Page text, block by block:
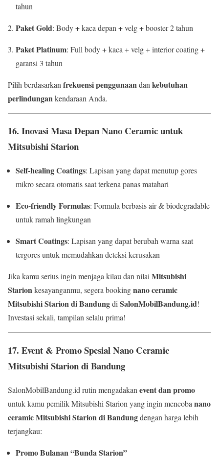
tahun
Paket Gold: Body + kaca depan + velg + booster 2 tahun
Paket Platinum: Full body + kaca + velg + interior coating +
garansi 3 tahun
Pilih berdasarkan frekuensi penggunaandan kebutuhan
perlindungankendaraan Anda.
16. Inovasi Masa Depan Nano Ceramic untuk
Mitsubishi Starion
Self-healing Coatings: Lapisan yang dapat menutup gores
mikro secara otomatis saat terkena panas matahari
Eco-friendly Formulas: Formula berbasis air & biodegradable
untuk ramah lingkungan
Smart Coatings: Lapisan yang dapat berubah warna saat
tergores untuk memudahkan deteksi kerusakan
Jika kamu serius ingin menjaga kilau dan nilai Mitsubishi
Starionkesayanganmu, segera bookingnano ceramic
Mitsubishi Starion di Bandungdi SalonMobilBandung.id!
Investasi sekali, tampilan selalu prima!
17. Event & Promo Spesial Nano Ceramic
Mitsubishi Starion di Bandung
SalonMobilBandung.id rutin mengadakan event dan promo
untuk kamu pemilik Mitsubishi Starion yang ingin mencoba nano
ceramic Mitsubishi Starion di Bandungdengan harga lebih
terjangkau:
Promo Bulanan “Bunda Starion”